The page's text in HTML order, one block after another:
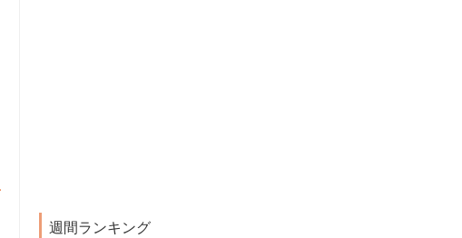
週間ランキング